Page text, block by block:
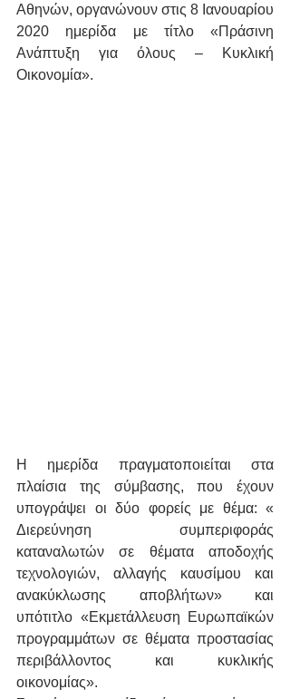
Αθηνών, οργανώνουν στις 8 Ιανουαρίου
2020 ημερίδα με τίτλο «Πράσινη
Ανάπτυξη για όλους – Κυκλική
Οικονομία».
Η ημερίδα πραγματοποιείται στα
πλαίσια της σύμβασης, που έχουν
υπογράψει οι δύο φορείς με θέμα: «
Διερεύνηση συμπεριφοράς
καταναλωτών σε θέματα αποδοχής
τεχνολογιών, αλλαγής καυσίμου και
ανακύκλωσης αποβλήτων» και
υπότιτλο «Εκμετάλλευση Ευρωπαϊκών
προγραμμάτων σε θέματα προστασίας
περιβάλλοντος και κυκλικής
οικονομίας».